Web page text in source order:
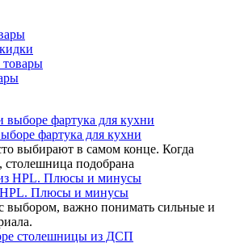
фартука для кухни
выбирают в самом конце. Когда
столешница подобрана
HPL. Плюсы и минусы
выбором, важно понимать сильные и